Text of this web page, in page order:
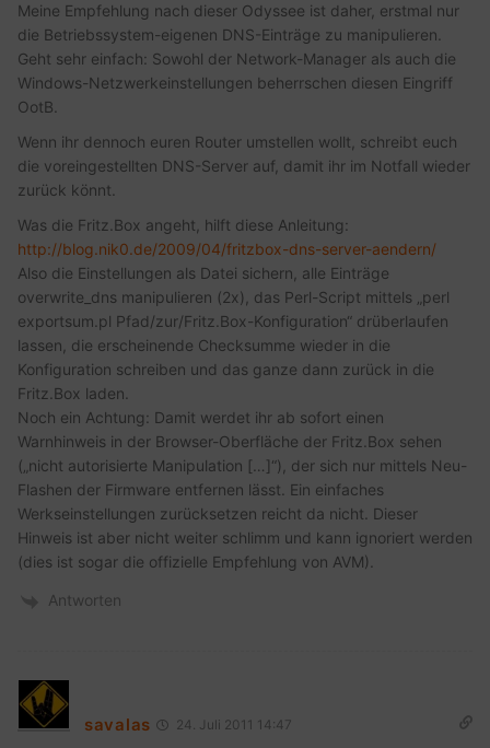
Meine Empfehlung nach dieser Odyssee ist daher, erstmal nur
die Betriebssystem-eigenen DNS-Einträge zu manipulieren.
Geht sehr einfach: Sowohl der Network-Manager als auch die
Windows-Netzwerkeinstellungen beherrschen diesen Eingriff
OotB.
Wenn ihr dennoch euren Router umstellen wollt, schreibt euch
die voreingestellten DNS-Server auf, damit ihr im Notfall wieder
zurück könnt.
Was die Fritz.Box angeht, hilft diese Anleitung:
http://blog.nik0.de/2009/04/fritzbox-dns-server-aendern/
Also die Einstellungen als Datei sichern, alle Einträge
overwrite_dns manipulieren (2x), das Perl-Script mittels „perl
exportsum.pl Pfad/zur/Fritz.Box-Konfiguration“ drüberlaufen
lassen, die erscheinende Checksumme wieder in die
Konfiguration schreiben und das ganze dann zurück in die
Fritz.Box laden.
Noch ein Achtung: Damit werdet ihr ab sofort einen
Warnhinweis in der Browser-Oberfläche der Fritz.Box sehen
(„nicht autorisierte Manipulation […]“), der sich nur mittels Neu-
Flashen der Firmware entfernen lässt. Ein einfaches
Werkseinstellungen zurücksetzen reicht da nicht. Dieser
Hinweis ist aber nicht weiter schlimm und kann ignoriert werden
(dies ist sogar die offizielle Empfehlung von AVM).
Antworten
savalas 24. Juli 2011 14:47